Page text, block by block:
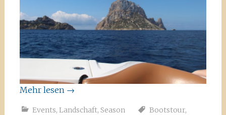
Mehr lesen →
Events, Landschaft, Season Bootstour,